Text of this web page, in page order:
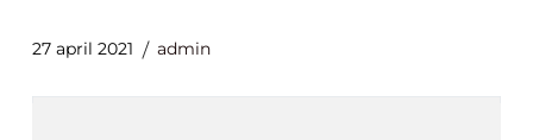
27 april 2021 admin